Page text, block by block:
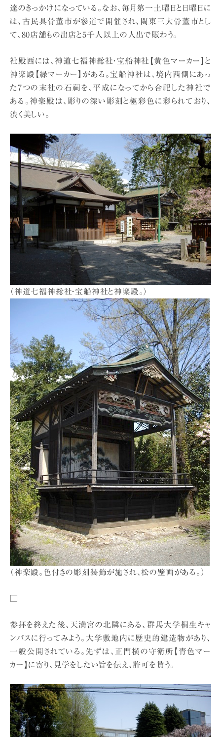
達のきっかけになっている。なお、毎月第一土曜日と日曜日に
は、古民具骨董市が参道で開催され、関東三大骨董市とし
て、80店舗もの出店と5千人以上の人出で賑わう。
社殿西には、神道七福神総社・宝船神社【黄色マーカー】と
神楽殿【緑マーカー】がある。宝船神社は、境内西側にあっ
た7つの末社の石祠を、平成になってから合祀した神社で
ある。神楽殿は、彫りの深い彫刻と極彩色に彩られており、
渋く美しい。
（神道七福神総社・宝船神社と神楽殿。）
（神楽殿。色付きの彫刻装飾が施され、松の壁画がある。）
参拝を終えた後、天満宮の北隣にある、群馬大学桐生キャ
ンパスに行ってみよう。大学敷地内に歴史的建造物があり、
一般公開されている。先ずは、正門横の守衛所【青色マー
カー】に寄り、見学をしたい旨を伝え、許可を貰う。